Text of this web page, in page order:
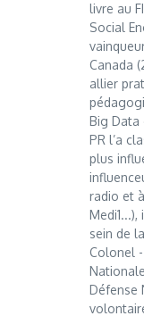
livre au
Social
Canada
allier
Big Data
PR l’a
plus
radio et
sein de
Colonel
Défense